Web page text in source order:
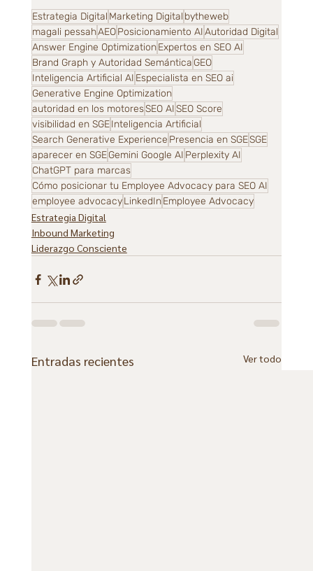
Estrategia Digital Marketing Digital bytheweb
magali pessahAEOPosicionamiento AIAutoridad Digital
Answer Engine OptimizationExpertos en SEO AI
Brand Graph y Autoridad Semántica GEO
Inteligencia Artificial AI Especialista en SEO ai
Generative Engine Optimization
autoridad en los motoresSEO AISEO Score
visibilidad en SGEInteligencia Artificial
Search Generative Experience Presencia en SGESGE
aparecer en SGEGemini Google AI Perplexity AI
ChatGPT para marcas
Cómo posicionar tu Employee Advocacy para SEO AI
employee advocacyLinkedInEmployee Advocacy
Estrategia Digital
Inbound Marketing
Liderazgo Consciente
Entradas recientes Ver todo